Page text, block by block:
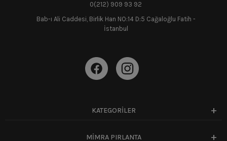
0(212) 909 93 92
Bab-ı Ali Caddesi, Birlik Han NO:14 D:5 Cağaloğlu Fatih -
İstanbul
KATEGORİLER
MİMRA PIRLANTA